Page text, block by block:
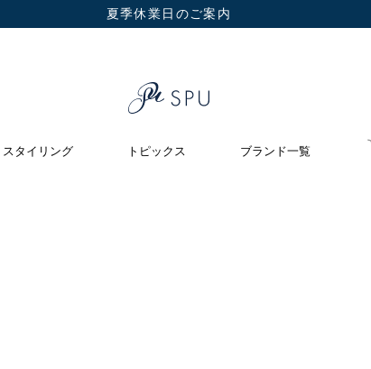
夏季休業日のご案内
スタイリング トピックス ブランド一覧